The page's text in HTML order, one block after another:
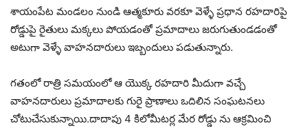
శాయంపేట మండలం నుండి ఆత్మకూరు వరకూ వెళ్ళే ప్రధాన రహదారిపై
రోడ్డుపై రైతులు మక్కలు పోయడంతో ప్రమాదాలు జరుగుతుండడంతో
అటుగా వెళ్ళే వాహనదారులు ఇబ్బందులు పడుతున్నారు.
గతంలో రాత్రి సమయంలో ఆ యొక్క రహదారి మీదుగా వచ్చే
వాహనదారులు ప్రమాదాలకు గురై ప్రాణాలు ఒదిలిన సంఘటనలు
చోటుచేసుకున్నాయి.దాదాపు 4 కిలోమీటర్ల మేర రోడ్డు ను ఆక్రమించి